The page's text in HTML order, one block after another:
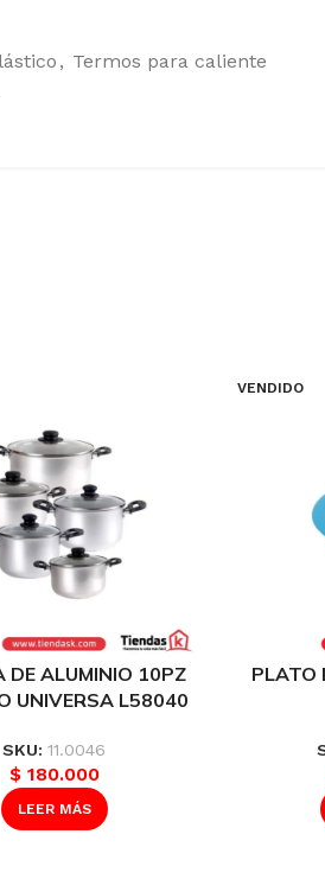
, Termos para caliente
DE ALUMINIO 10PZ
UNIVERSA L58040
SKU:11.0046
$180.000
LEER MÁS
VENDIDO
PLATO